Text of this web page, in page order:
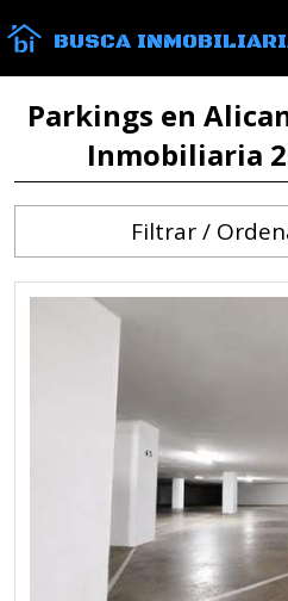
BUSCA
Parkings en
Inmobiliaria
Filtrar /